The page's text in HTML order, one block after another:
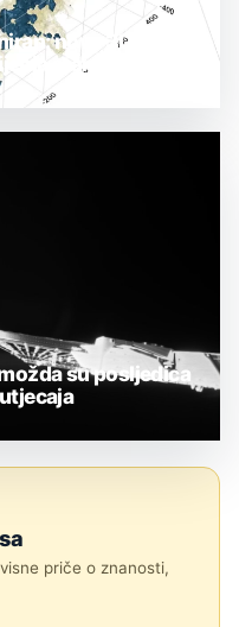
nova 3D karta
stanje
su posljedica
priče o znanosti,